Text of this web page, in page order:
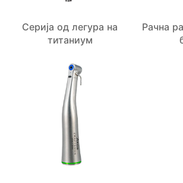
Серија од легура на
титаниум
Рачна